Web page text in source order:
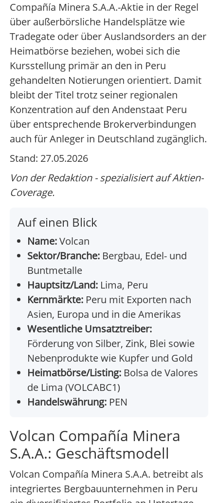
Compañía Minera S.A.A.-Aktie in der Regel
über außerbörsliche Handelsplätze wie
Tradegate oder über Auslandsorders an der
Heimatbörse beziehen, wobei sich die
Kursstellung primär an den in Peru
gehandelten Notierungen orientiert. Damit
bleibt der Titel trotz seiner regionalen
Konzentration auf den Andenstaat Peru
über entsprechende Brokerverbindungen
auch für Anleger in Deutschland zugänglich.
Stand: 27.05.2026
Von der Redaktion - spezialisiert auf Aktien-
Coverage.
Auf einen Blick
Name:Volcan
Sektor/Branche: Bergbau, Edel- und
Buntmetalle
Hauptsitz/Land: Lima, Peru
Kernmärkte: Peru mit Exporten nach
Asien, Europa und in die Amerikas
Wesentliche Umsatztreiber:
Förderung von Silber, Zink, Blei sowie
Nebenprodukte wie Kupfer und Gold
Heimatbörse/Listing: Bolsa de Valores
de Lima (VOLCABC1)
Handelswährung: PEN
Volcan Compañía Minera
S.A.A.: Geschäftsmodell
Volcan Compañía Minera S.A.A. betreibt als
integriertes Bergbauunternehmen in Peru